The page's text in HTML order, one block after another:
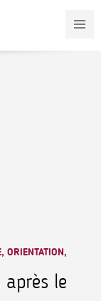
ORIENTATION,
le